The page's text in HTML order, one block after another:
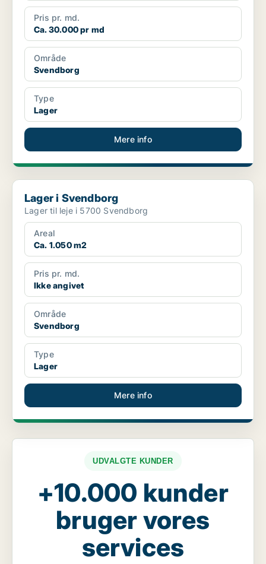
Pris pr. md.
Ca. 30.000 pr md
Område
Svendborg
Type
Lager
Mere info
Lager i Svendborg
Lager i Svendborg
Lager til leje i 5700 Svendborg
Areal
Ca. 1.050 m2
Pris pr. md.
Ikke angivet
Område
Svendborg
Type
Lager
Mere info
UDVALGTE KUNDER
+10.000 kunder
bruger vores
services